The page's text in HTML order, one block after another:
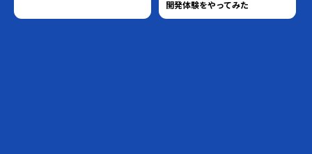
開発体験をやってみた